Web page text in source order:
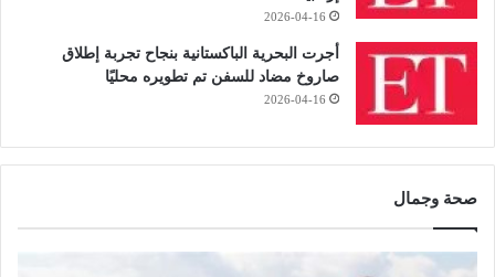
2026-04-16
أجرت البحرية الباكستانية بنجاح تجربة إطلاق
صاروخ مضاد للسفن تم تطويره محليًا
2026-04-16
صحة وجمال